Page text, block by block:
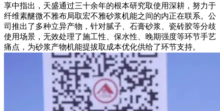
享中指出，天盛通过三十余年的根本研究取使用深耕，努力于
纤维素醚微不雅布局取宏不雅砂浆机能之间的内正在联系。公
司推出了多种立异产物，针对腻子、石膏砂浆、瓷砖胶等分歧
使用场景，无效处理了施工性、保水性、晚期强度等环节手艺
痛点，为砂浆产物机能提拔取成本优化供给了环节支持。